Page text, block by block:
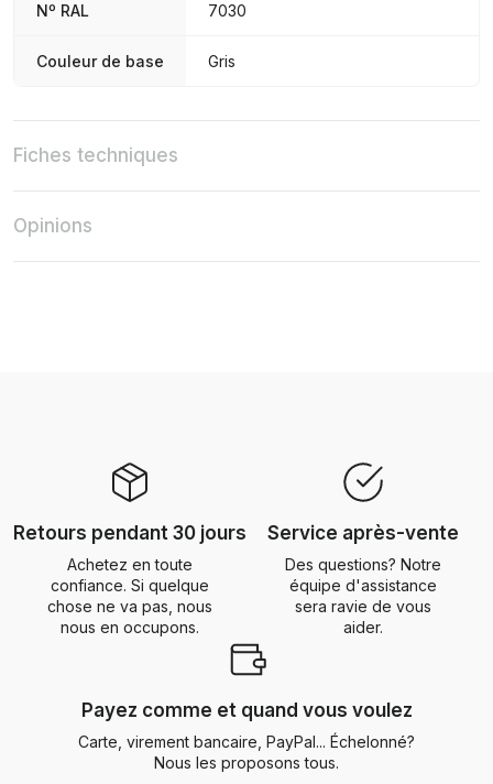
Nº RAL 7030
Couleur de base Gris
Fiches techniques
Opinions
Retours pendant 30 jours
Achetez en toute
confiance. Si quelque
chose ne va pas, nous
nous en occupons.
Service après-vente
Des questions? Notre
équipe d'assistance
sera ravie de vous
aider.
Payez comme et quand vous voulez
Carte, virement bancaire, PayPal... Échelonné?
Nous les proposons tous.